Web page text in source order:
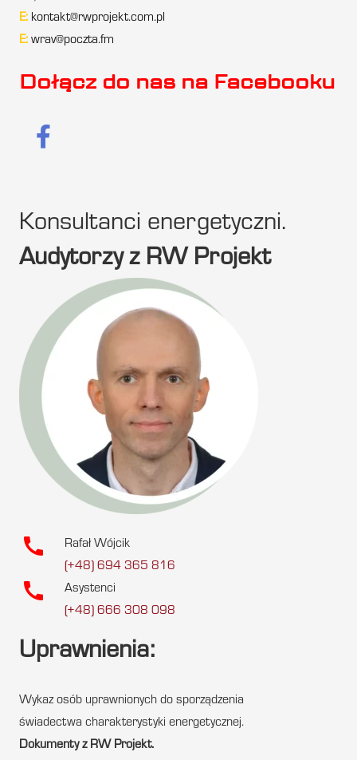
E: kontakt@rwprojekt.com.pl
E: wrav@poczta.fm
Dołącz do nas na Facebooku
Konsultanci energetyczni.
Audytorzy z RW Projekt
call
Rafał Wójcik
(+48) 694 365 816
call
Asystenci
(+48) 666 308 098
Uprawnienia:
Wykaz osób uprawnionych do sporządzenia
świadectwa charakterystyki energetycznej.
Dokumenty z RW Projekt.